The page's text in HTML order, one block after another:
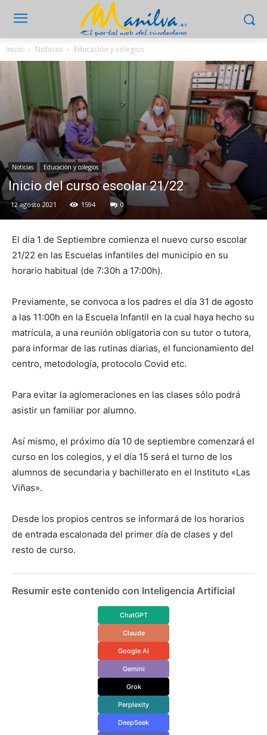
Inicio Noticias Educación y colegios
Noticias Educación y colegios
Inicio del curso escolar 21/22
12 agosto 2021 1594 0
El día 1 de Septiembre comienza el nuevo curso escolar
21/22 en las Escuelas infantiles del municipio en su
horario habitual (de 7:30h a 17:00h).
Previamente, se convoca a los padres el día 31 de agosto
a las 11:00h en la Escuela Infantil en la cual haya hecho su
matrícula, a una reunión obligatoria con su tutor o tutora,
para informar de las rutinas diarias, el funcionamiento del
centro, metodología, protocolo Covid etc.
Para evitar la aglomeraciones en las clases sólo podrá
asistir un familiar por alumno.
Así mismo, el próximo día 10 de septiembre comenzará el
curso en los colegios, y el día 15 será el turno de los
alumnos de secundaria y bachillerato en el Instituto «Las
Viñas».
Desde los propios centros se informará de los horarios
de entrada escalonada del primer día de clases y del
resto de curso.
Resumir este contenido con Inteligencia Artificial
ChatGPT
Claude
Google AI
Gemini
Grok
Perplexity
DeepSeek